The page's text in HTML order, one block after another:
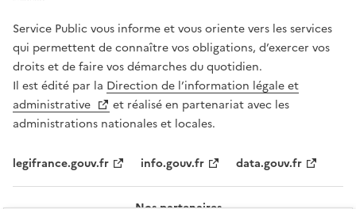
Service Public vous informe et vous oriente vers les services
qui permettent de connaître vos obligations, d’exercer vos
droits et de faire vos démarches du quotidien.
Il est édité par la Direction de l’information légale et
administrative
et réalisé en partenariat avec les
administrations nationales et locales.
legifrance.gouv.fr info.gouv.fr data.gouv.fr